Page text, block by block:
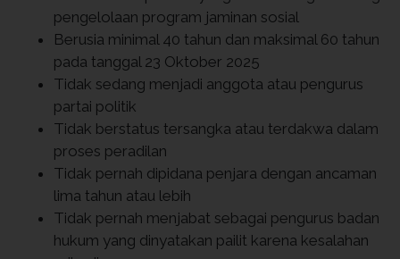
pengelolaan program jaminan sosial
Berusia minimal 40 tahun dan maksimal 60 tahun
pada tanggal 23 Oktober 2025
Tidak sedang menjadi anggota atau pengurus
partai politik
Tidak berstatus tersangka atau terdakwa dalam
proses peradilan
Tidak pernah dipidana penjara dengan ancaman
lima tahun atau lebih
Tidak pernah menjabat sebagai pengurus badan
hukum yang dinyatakan pailit karena kesalahan